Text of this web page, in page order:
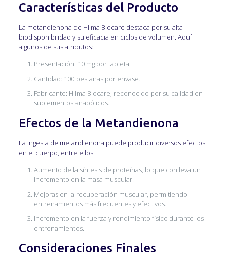
Características del Producto
La metandienona de Hilma Biocare destaca por su alta
biodisponibilidad y su eficacia en ciclos de volumen. Aquí
algunos de sus atributos:
Presentación: 10 mg por tableta.
Cantidad: 100 pestañas por envase.
Fabricante: Hilma Biocare, reconocido por su calidad en
suplementos anabólicos.
Efectos de la Metandienona
La ingesta de metandienona puede producir diversos efectos
en el cuerpo, entre ellos:
Aumento de la síntesis de proteínas, lo que conlleva un
incremento en la masa muscular.
Mejoras en la recuperación muscular, permitiendo
entrenamientos más frecuentes y efectivos.
Incremento en la fuerza y rendimiento físico durante los
entrenamientos.
Consideraciones Finales